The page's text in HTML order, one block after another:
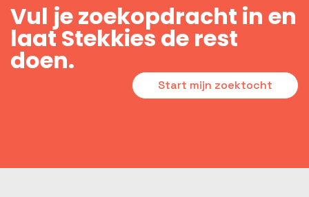
Vul je zoekopdracht in en
laat Stekkies de rest
doen.
Start mijn zoektocht